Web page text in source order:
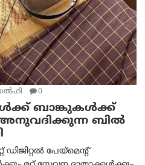
0
ബാങ്കുകൾക്ക്
ബിൽ
പേയ്‌മെന്റ്